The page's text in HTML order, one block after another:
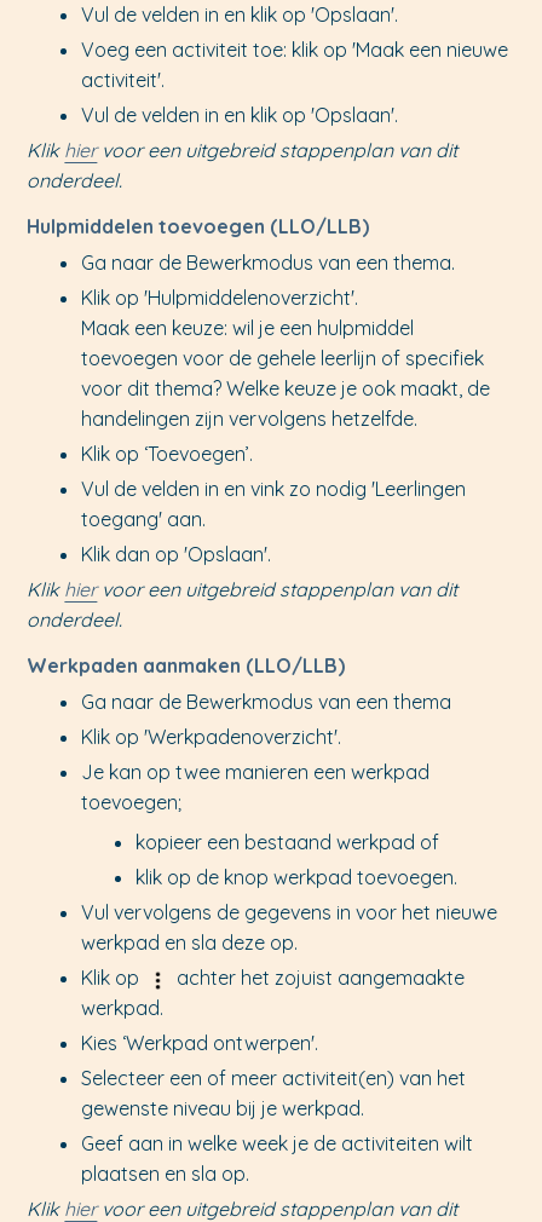
Vul de velden in en klik op 'Opslaan'.
Voeg een activiteit toe: klik op 'Maak een nieuwe
activiteit'.
Vul de velden in en klik op 'Opslaan'.
Klik hiervoor een uitgebreid stappenplan van dit
onderdeel.
Hulpmiddelen toevoegen (LLO/LLB)
Ga naar de Bewerkmodus van een thema.
Klik op 'Hulpmiddelenoverzicht'.
Maak een keuze: wil je een hulpmiddel
toevoegen voor de gehele leerlijn of specifiek
voor dit thema? Welke keuze je ook maakt, de
handelingen zijn vervolgens hetzelfde.
Klik op ‘Toevoegen’.
Vul de velden in en vink zo nodig 'Leerlingen
toegang' aan.
Klik dan op 'Opslaan'.
Klik hiervoor een uitgebreid stappenplan van dit
onderdeel.
Werkpaden aanmaken (LLO/LLB)
Ga naar de Bewerkmodus van een thema
Klik op 'Werkpadenoverzicht'.
Je kan op twee manieren een werkpad
toevoegen;
kopieer een bestaand werkpad of
klik op de knop werkpad toevoegen.
Vul vervolgens de gegevens in voor het nieuwe
werkpad en sla deze op.
Klik op
achter het zojuist aangemaakte
werkpad.
Kies ‘Werkpad ontwerpen'.
Selecteer een of meer activiteit(en) van het
gewenste niveau bij je werkpad.
Geef aan in welke week je de activiteiten wilt
plaatsen en sla op.
Klik hiervoor een uitgebreid stappenplan van dit